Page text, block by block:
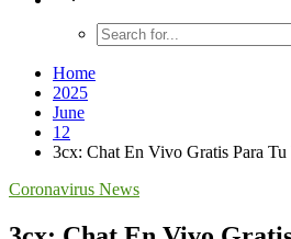
Home
2025
June
12
3cx: Chat En Vivo Gratis Para
Coronavirus News